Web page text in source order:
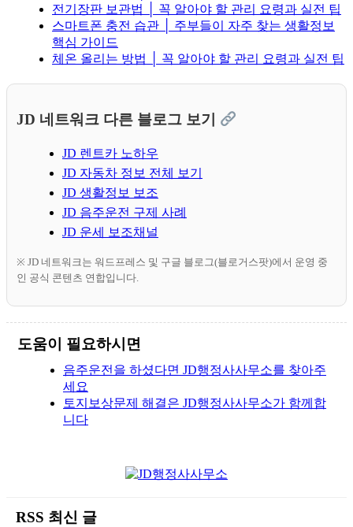
전기장판 보관법 │ 꼭 알아야 할 관리 요령과 실전 팁
스마트폰 충전 습관 │ 주부들이 자주 찾는 생활정보
핵심 가이드
체온 올리는 방법 │ 꼭 알아야 할 관리 요령과 실전 팁
JD 네트워크 다른 블로그 보기
JD 렌트카 노하우
JD 자동차 정보 전체 보기
JD 생활정보 보조
JD 음주운전 구제 사례
JD 운세 보조채널
※ JD 네트워크는 워드프레스 및 구글 블로그(블로거스팟)에서 운영 중
인 공식 콘텐츠 연합입니다.
도움이 필요하시면
음주운전을 하셨다면 JD행정사사무소를 찾아주
세요
토지보상문제 해결은 JD행정사사무소가 함께합
니다
RSS 최신 글